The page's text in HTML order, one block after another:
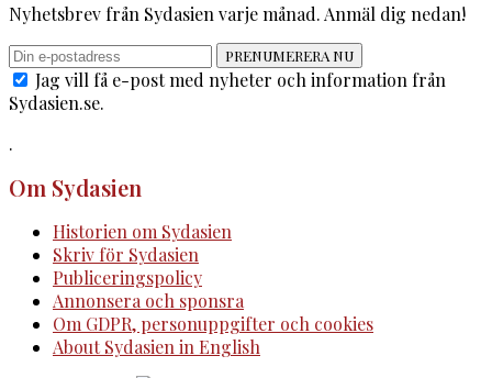
Nyhetsbrev från Sydasien varje månad. Anmäl dig nedan!
PRENUMERERA NU
Jag vill få e-post med nyheter och information från
Sydasien.se.
.
Om Sydasien
Historien om Sydasien
Skriv för Sydasien
Publiceringspolicy
Annonsera och sponsra
Om GDPR, personuppgifter och cookies
About Sydasien in English